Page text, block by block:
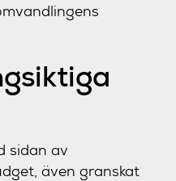
sidan av
även granskat